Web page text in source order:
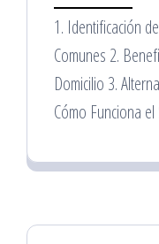
1. Identificación
Comunes 2.
Domicilio 3.
Cómo Funciona